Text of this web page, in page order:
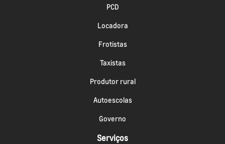
PCD
Locadora
Frotistas
Taxistas
Produtor rural
Autoescolas
Governo
Serviços